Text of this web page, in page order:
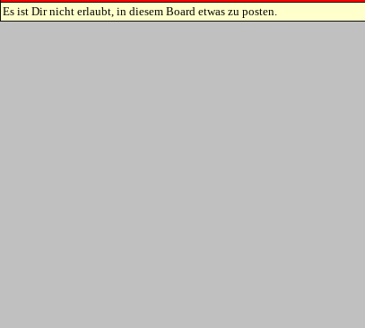
Es ist Dir nicht erlaubt, in diesem Board etwas zu posten.